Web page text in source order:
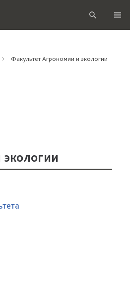
Факультет Агрономии и экологии